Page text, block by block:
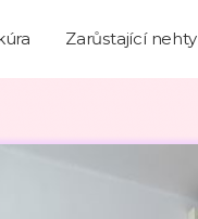
Zarůstající nehty